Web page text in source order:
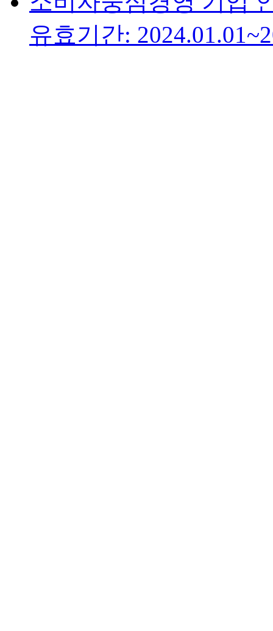
유효기간: